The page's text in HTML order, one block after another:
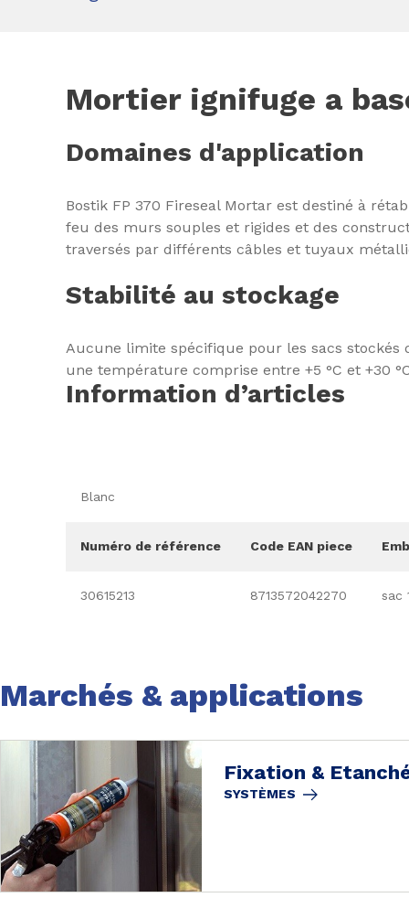
Mortier ignifuge a
Domaines d'application
Bostik FP 370 Fireseal Mortar est destiné à
feu des murs souples et rigides et des
traversés par différents câbles et tuyaux
Stabilité au stockage
Aucune limite spécifique pour les sacs stockés
une température comprise entre +5 °C et +30
Information d’articles
Blanc
Numéro de référence Code EAN piece
30615213 8713572042270 sac
Marchés & applications
Fixation &
SYSTÈMES